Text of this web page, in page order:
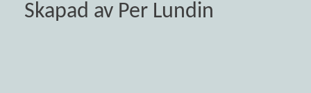
Skapad av Per Lundin